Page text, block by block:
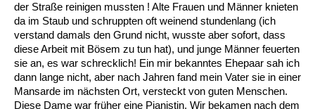
Versorgung
Heimkehrer
Fluchtgeschichten
Familiengeschichten
der Straße reinigen mussten ! Alte Frauen und Männer knieten
da im Staub und schruppten oft weinend stundenlang (ich
verstand damals den Grund nicht, wusste aber sofort, dass
diese Arbeit mit Bösem zu tun hat), und junge Männer feuerten
sie an, es war schrecklich! Ein mir bekanntes Ehepaar sah ich
dann lange nicht, aber nach Jahren fand mein Vater sie in einer
Mansarde im nächsten Ort, versteckt von guten Menschen.
Diese Dame war früher eine Pianistin. Wir bekamen nach dem